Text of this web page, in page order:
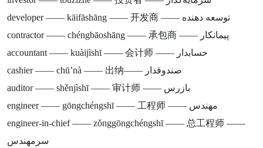
developer —— kāifāshāng —— 开发商 —— توسعه دهنده
contractor —— chéngbāoshāng —— 承包商 —— پیمانکار
accountant —— kuàijìshī —— 会计师 —— حسابدار
cashier —— chū’nà —— 出纳—— صندوقدار
auditor —— shěnjìshī —— 审计师 —— بازرس
engineer —— gōngchéngshī —— 工程师 —— مهندس
engineer-in-chief —— zǒnggōngchéngshī —— 总工程师 ——
سرمهندس